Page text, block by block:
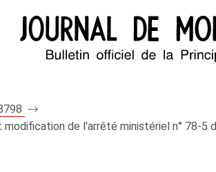
de l'arrêté ministériel n° 78‑5